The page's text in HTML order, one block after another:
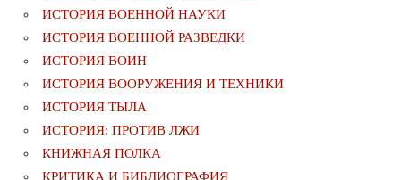
ИСТОРИЯ ВОЕННОЙ НАУКИ
ИСТОРИЯ ВОЕННОЙ РАЗВЕДКИ
ИСТОРИЯ ВОИН
ИСТОРИЯ ВООРУЖЕНИЯ И ТЕХНИКИ
ИСТОРИЯ ТЫЛА
ИСТОРИЯ: ПРОТИВ ЛЖИ
КНИЖНАЯ ПОЛКА
КРИТИКА И БИБЛИОГРАФИЯ